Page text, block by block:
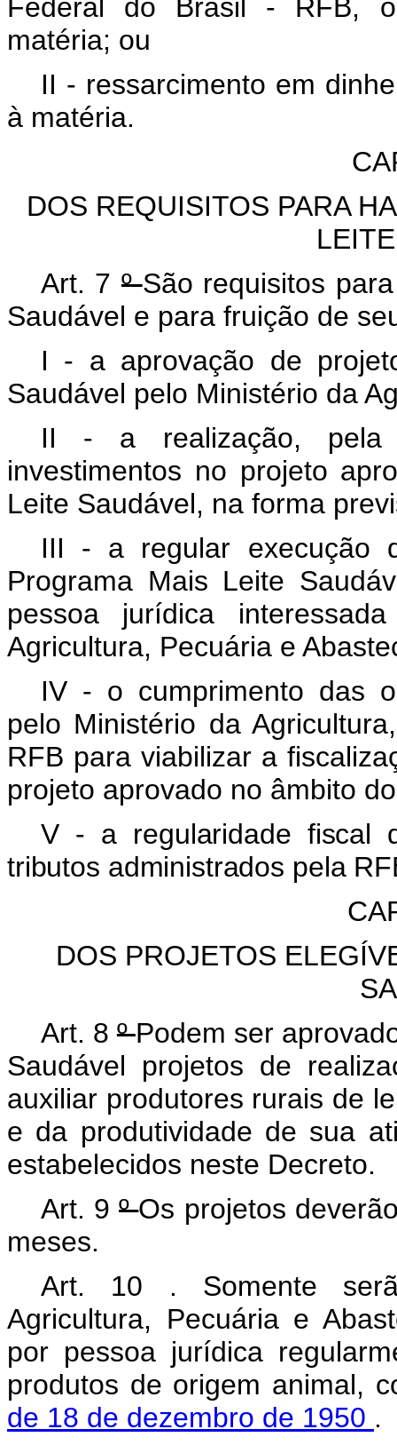
Federal do Brasil - RFB,
matéria; ou
II - ressarcimento em
à matéria.
DOS REQUISITOS PARA
Art. 7ºSão requisitos
Saudável e para fruição de
I - a aprovação de
Saudável pelo Ministério da
II - a realização, pela
investimentos no projeto
Leite Saudável, na forma
III - a regular execução
Programa Mais Leite
pessoa jurídica
Agricultura, Pecuária e
IV - o cumprimento das
pelo Ministério da
RFB para viabilizar a
projeto aprovado no âmbito
V - a regularidade fiscal
tributos administrados pela
DOS PROJETOS
Art. 8ºPodem ser
Saudável projetos de
auxiliar produtores rurais de
e da produtividade de sua
estabelecidos neste Decreto.
Art. 9ºOs projetos
meses.
Art. 10 . Somente
Agricultura, Pecuária e
por pessoa jurídica
produtos de origem animal,
de 18 de dezembro de 1950 .